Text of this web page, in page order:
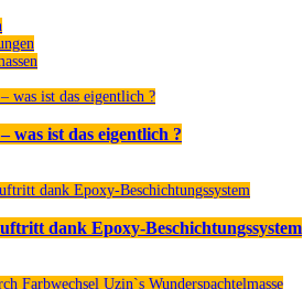
was ist das eigentlich ?
dank Epoxy-Beschichtungssystem